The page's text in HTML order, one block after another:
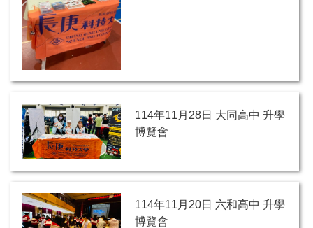
114年11月28日 大同高中 升學
博覽會
114年11月20日 六和高中 升學
博覽會